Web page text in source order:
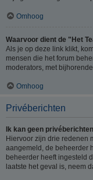
Omhoog
Waarvoor dient de "Het
Als je op deze link klikt,
mensen die het forum
moderators, met
Omhoog
Privéberichten
Ik kan geen
Hiervoor zijn drie redenen
aangemeld, de beheerder
beheerder heeft ingesteld
laatste het geval is, neem